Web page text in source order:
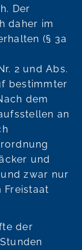
Der
daher im
(§ 3a
2 und Abs.
bestimmter
dem
an
und
zwar nur
Freistaat
der